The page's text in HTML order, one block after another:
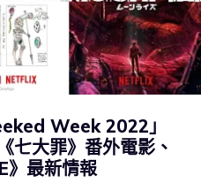
Week 2022」
大罪》番外電影、
》最新情報